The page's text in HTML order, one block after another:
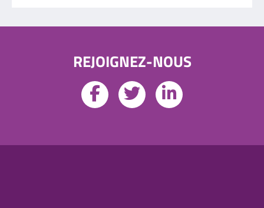
REJOIGNEZ-NOUS